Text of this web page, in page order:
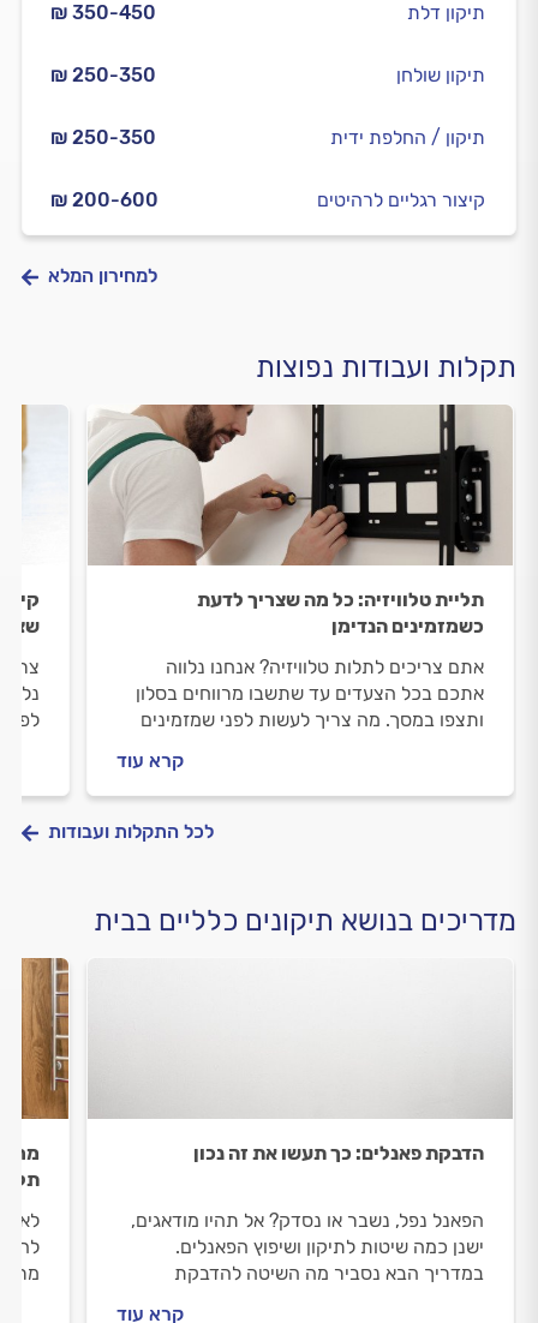
₪ 350-450 תיקון דלת
₪ 250-350 תיקון שולחן
₪ 250-350 תיקון / החלפת ידית
₪ 200-600 קיצור רגליים לרהיטים
למחירון המלא
תקלות ועבודות נפוצות
תליית טלוויזיה: כל מה שצריך לדעת
כשמזמינים הנדימן
אתם צריכים לתלות טלוויזיה? אנחנו נלווה
אתכם בכל הצעדים עד שתשבו מרווחים בסלון
ותצפו במסך. מה צריך לעשות לפני שמזמינים
קרא עוד
לכל התקלות ועבודות
מדריכים בנושא תיקונים כלליים בבית
הדבקת פאנלים: כך תעשו את זה נכון
הפאנל נפל, נשבר או נסדק? אל תהיו מודאגים,
ישנן כמה שיטות לתיקון ושיפוץ הפאנלים.
במדריך הבא נסביר מה השיטה להדבקת
קרא עוד
לא